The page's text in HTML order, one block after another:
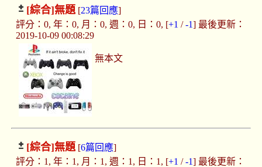
[綜合]無題[23篇回應]
評分：0, 年：0, 月：0, 週：0, 日：0, [+1 /-1] 最後更新：
2019-10-09 00:08:29
無本文
[綜合]無題[6篇回應]
評分：1, 年：1, 月：1, 週：1, 日：1, [+1 /-1] 最後更新：